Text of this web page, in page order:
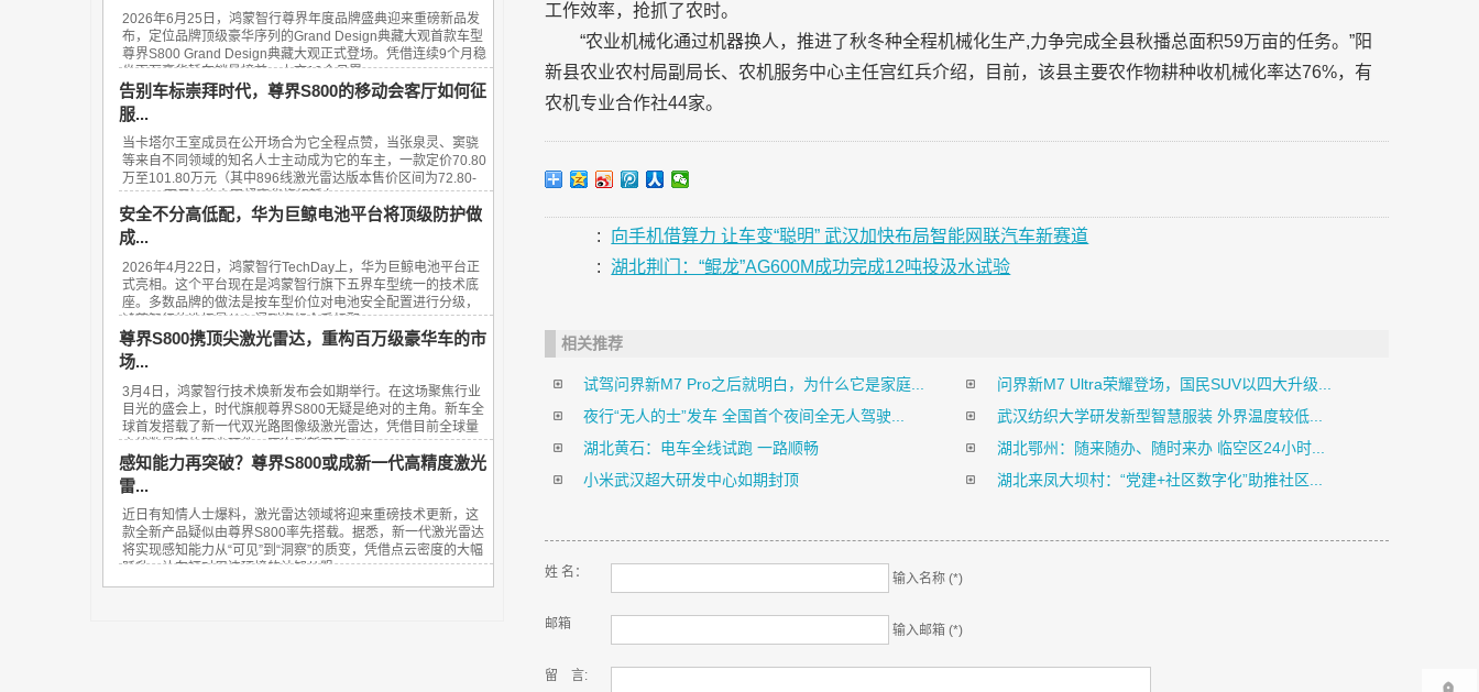
2026年6月25日，鸿蒙智行尊界年度品牌盛典迎来重磅新品发
布，定位品牌顶级豪华序列的Grand Design典藏大观首款车型
尊界S800 Grand Design典藏大观正式登场。凭借连续9个月稳
坐百万豪华轿车销量榜首、上市13个月累...
告别车标崇拜时代，尊界S800的移动会客厅如何征
服...
当卡塔尔王室成员在公开场合为它全程点赞，当张泉灵、窦骁
等来自不同领域的知名人士主动成为它的车主，一款定价70.80
万至101.80万元（其中896线激光雷达版本售价区间为72.80-
101.80万元）的中国超豪华旗舰轿车——...
安全不分高低配，华为巨鲸电池平台将顶级防护做
成...
2026年4月22日，鸿蒙智行TechDay上，华为巨鲸电池平台正
式亮相。这个平台现在是鸿蒙智行旗下五界车型统一的技术底
座。多数品牌的做法是按车型价位对电池安全配置进行分级，
鸿蒙智行的选择是从入门到旗舰全系标配...
尊界S800携顶尖激光雷达，重构百万级豪华车的市
场...
3月4日，鸿蒙智行技术焕新发布会如期举行。在这场聚焦行业
目光的盛会上，时代旗舰尊界S800无疑是绝对的主角。新车全
球首发搭载了新一代双光路图像级激光雷达，凭借目前全球量
产线数最高的顶尖硬件，再次刷新了百...
感知能力再突破？尊界S800或成新一代高精度激光
雷...
近日有知情人士爆料，激光雷达领域将迎来重磅技术更新，这
款全新产品疑似由尊界S800率先搭载。据悉，新一代激光雷达
将实现感知能力从“可见”到“洞察”的质变，凭借点云密度的大幅
跃升，让车辆对周边环境的认知从粗...
工作效率，抢抓了农时。
“农业机械化通过机器换人，推进了秋冬种全程机械化生产,力争完成全县秋播总面积59万亩的任务。”阳
新县农业农村局副局长、农机服务中心主任宫红兵介绍，目前，该县主要农作物耕种收机械化率达76%，有
农机专业合作社44家。
:
向手机借算力 让车变“聪明” 武汉加快布局智能网联汽车新赛道
:
湖北荆门：“鲲龙”AG600M成功完成12吨投汲水试验
相关推荐
试驾问界新M7 Pro之后就明白，为什么它是家庭...
问界新M7 Ultra荣耀登场，国民SUV以四大升级...
夜行“无人的士”发车 全国首个夜间全无人驾驶...
武汉纺织大学研发新型智慧服装 外界温度较低...
湖北黄石：电车全线试跑 一路顺畅
湖北鄂州：随来随办、随时来办 临空区24小时...
小米武汉超大研发中心如期封顶
湖北来凤大坝村：“党建+社区数字化”助推社区...
姓 名： 输入名称 (*)
邮箱 输入邮箱 (*)
留 言: